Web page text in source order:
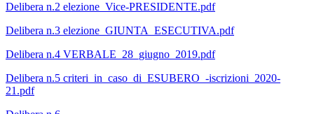
Delibera n.2 elezione_Vice-PRESIDENTE.pdf
Delibera n.3 elezione_GIUNTA_ESECUTIVA.pdf
Delibera n.4 VERBALE_28_giugno_2019.pdf
Delibera n.5 criteri_in_caso_di_ESUBERO_-iscrizioni_2020-
21.pdf